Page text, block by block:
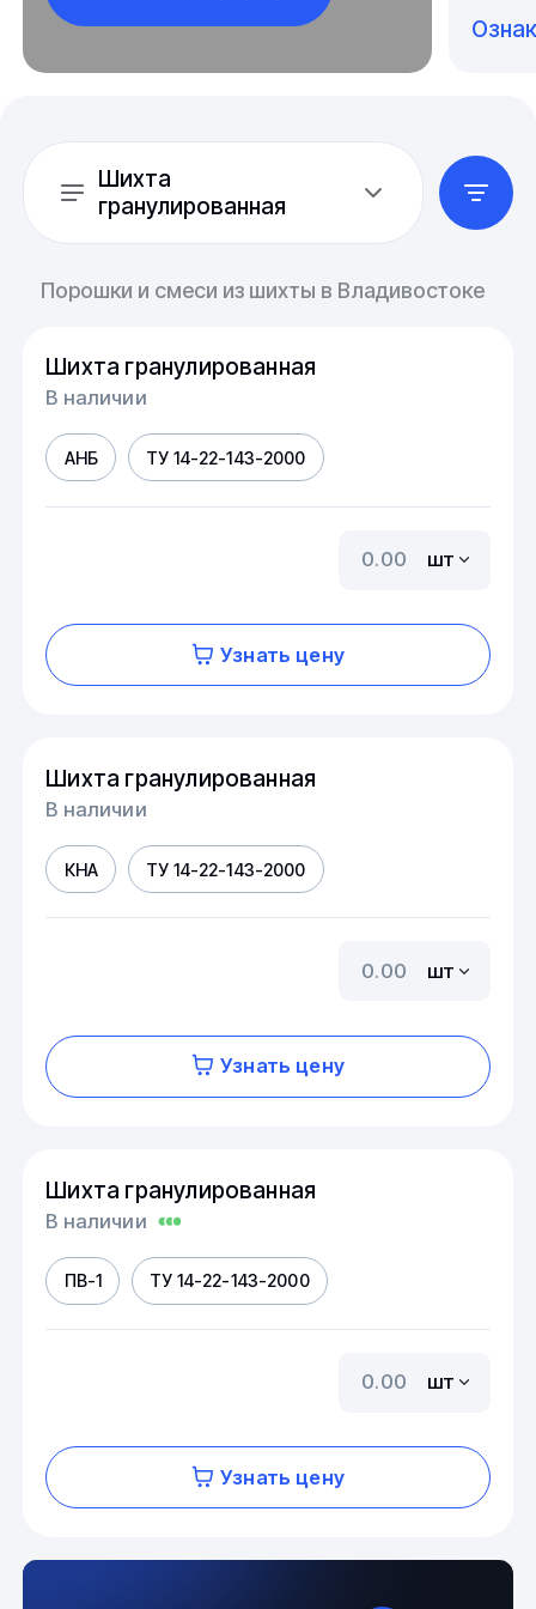
Шихта
гранулированная
Порошки и смеси из шихты в Владивостоке
Шихта гранулированная
В наличии
АНБ ТУ 14-22-143-2000
шт
Узнать цену
Шихта гранулированная
В наличии
КНА ТУ 14-22-143-2000
шт
Узнать цену
Шихта гранулированная
В наличии
ПВ-1 ТУ 14-22-143-2000
шт
Узнать цену